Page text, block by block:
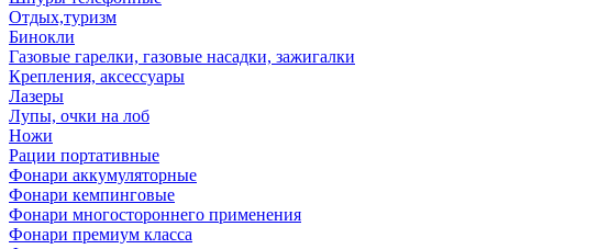
Отдых,туризм
Бинокли
Газовые гарелки, газовые насадки, зажигалки
Крепления, аксессуары
Лазеры
Лупы, очки на лоб
Ножи
Рации портативные
Фонари аккумуляторные
Фонари кемпинговые
Фонари многостороннего применения
Фонари премиум класса